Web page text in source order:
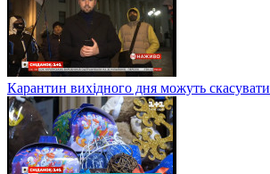
Карантин вихідного дня можуть скасувати